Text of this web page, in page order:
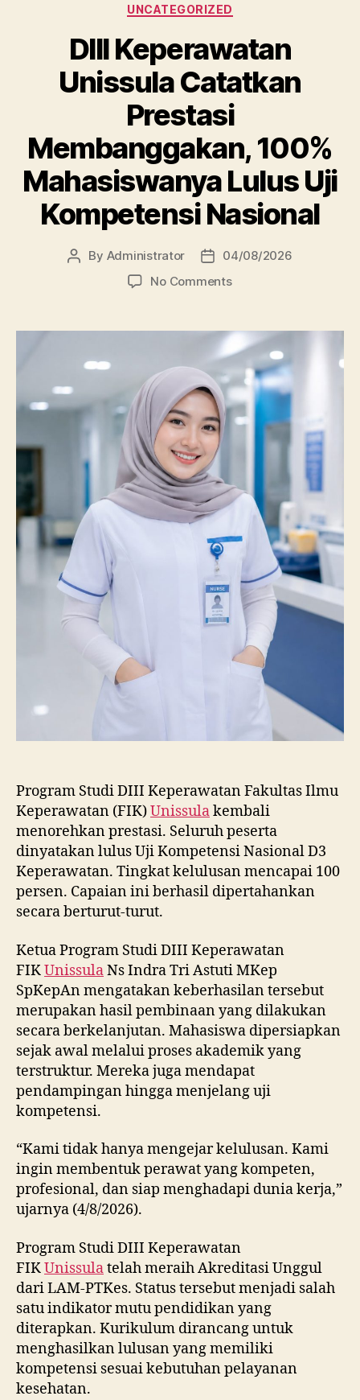
Categories
UNCATEGORIZED
DIII Keperawatan
Unissula Catatkan
Prestasi
Membanggakan, 100%
Mahasiswanya Lulus Uji
Kompetensi Nasional
Post
By Administrator
Post
date
04/08/2026
No Commentson
Unissula
Catatkan
Prestasi
Membanggakan,
100%
Mahasiswanya
Kompetensi
Nasional
Program Studi DIII Keperawatan Fakultas Ilmu
Keperawatan (FIK)Unissulakembali
menorehkan prestasi. Seluruh peserta
dinyatakan lulus Uji Kompetensi Nasional D3
Keperawatan. Tingkat kelulusan mencapai 100
persen. Capaian ini berhasil dipertahankan
secara berturut-turut.
Ketua Program Studi DIII Keperawatan
FIKUnissulaNs Indra Tri Astuti MKep
SpKepAn mengatakan keberhasilan tersebut
merupakan hasil pembinaan yang dilakukan
secara berkelanjutan. Mahasiswa dipersiapkan
sejak awal melalui proses akademik yang
terstruktur. Mereka juga mendapat
pendampingan hingga menjelang uji
kompetensi.
“Kami tidak hanya mengejar kelulusan. Kami
ingin membentuk perawat yang kompeten,
profesional, dan siap menghadapi dunia kerja,”
ujarnya (4/8/2026).
Program Studi DIII Keperawatan
FIKUnissulatelah meraih Akreditasi Unggul
dari LAM-PTKes. Status tersebut menjadi salah
satu indikator mutu pendidikan yang
diterapkan. Kurikulum dirancang untuk
menghasilkan lulusan yang memiliki
kompetensi sesuai kebutuhan pelayanan
kesehatan.